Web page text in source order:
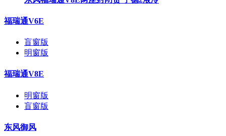
福瑞通V6E
盲窗版
明窗版
福瑞通V8E
明窗版
盲窗版
东风御风